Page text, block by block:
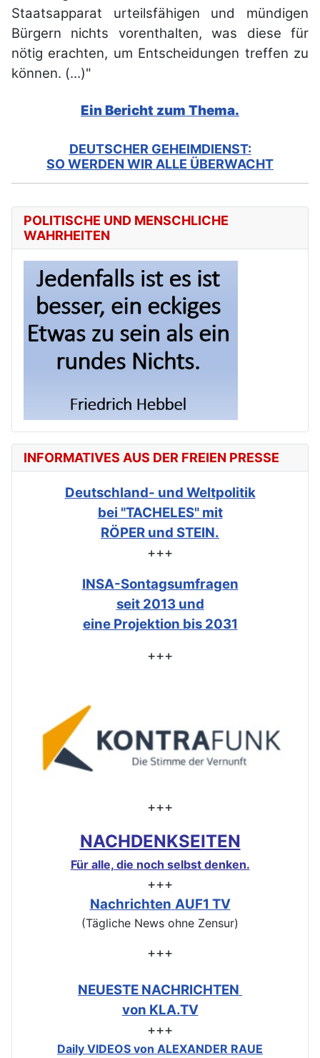
Staatsapparat urteilsfähigen und mündigen
Bürgern nichts vorenthalten, was diese für
nötig erachten, um Entscheidungen treffen zu
können. (...)"
Ein Bericht zum Thema.
DEUTSCHER GEHEIMDIENST:
SO WERDEN WIR ALLE ÜBERWACHT
POLITISCHE UND MENSCHLICHE
WAHRHEITEN
INFORMATIVES AUS DER FREIEN PRESSE
Deutschland- und Weltpolitik
bei "TACHELES" mit
RÖPER und STEIN.
+++
INSA-Sontagsumfragen
seit 2013 und
eine Projektion bis 2031
+++
+++
NACHDENKSEITEN
Für alle, die noch selbst denken.
+++
Nachrichten AUF1 TV
(Tägliche News ohne Zensur)
+++
NEUESTE NACHRICHTEN
von KLA.TV
+++
Daily VIDEOS von ALEXANDER RAUE